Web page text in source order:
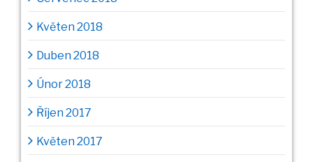
Květen 2018
Duben 2018
Únor 2018
Říjen 2017
Květen 2017